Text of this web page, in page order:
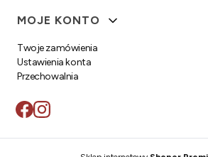
MOJE KONTO
Twoje zamówienia
Ustawienia konta
Przechowalnia